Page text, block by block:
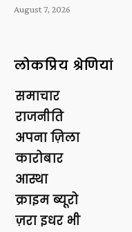
August 7, 2026
लोकप्रिय श्रेणियां
समाचार
राजनीति
अपना ज़िला
कारोबार
आस्था
क्राइम ब्यूरो
ज़रा इधर भी